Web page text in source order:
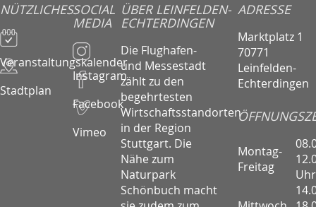
NÜTZLICHES
Veranstaltungskalender
Stadtplan
SOCIAL
MEDIA
Instagram
Facebook
Vimeo
ÜBER LEINFELDEN-
ECHTERDINGEN
Die Flughafen-
und Messestadt
zählt zu den
begehrtesten
Wirtschaftsstandorten
in der Region
Stuttgart. Die
Nähe zum
Naturpark
Schönbuch macht
ADRESSE
Marktplatz 1
70771
Leinfelden-
Echterdingen
Montag-
Freitag
Uhr